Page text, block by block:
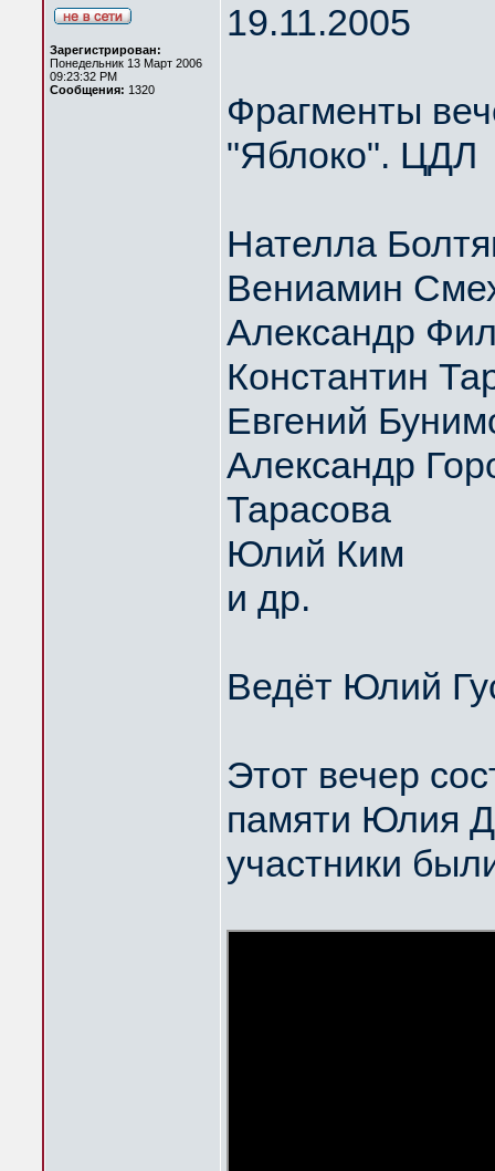
Зарегистрирован:
Понедельник 13 Март 2006
09:23:32 PM
Сообщения: 1320
19.11.2005
Фрагменты
"Яблоко". ЦДЛ
Нателла
Вениамин
Александр
Константин
Евгений
Александр
Тарасова
Юлий Ким
и др.
Ведёт Юлий
Этот вечер
памяти Юлия
участники